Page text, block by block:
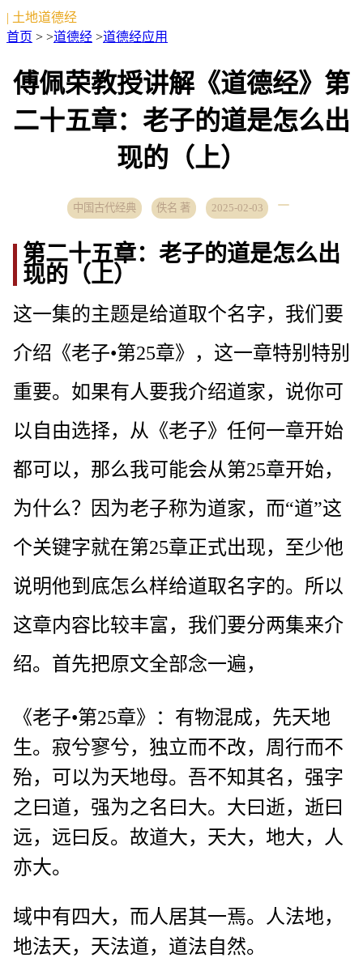
| 土地道德经
首页 > >道德经 >道德经应用
傅佩荣教授讲解《道德经》第
二十五章：老子的道是怎么出
现的（上）
中国古代经典 佚名 著 2025-02-03
第二十五章：老子的道是怎么出
现的（上）
这一集的主题是给道取个名字，我们要
介绍《老子•第25章》，这一章特别特别
重要。如果有人要我介绍道家，说你可
以自由选择，从《老子》任何一章开始
都可以，那么我可能会从第25章开始，
为什么？因为老子称为道家，而“道”这
个关键字就在第25章正式出现，至少他
说明他到底怎么样给道取名字的。所以
这章内容比较丰富，我们要分两集来介
绍。首先把原文全部念一遍，
《老子•第25章》：有物混成，先天地
生。寂兮寥兮，独立而不改，周行而不
殆，可以为天地母。吾不知其名，强字
之曰道，强为之名曰大。大曰逝，逝曰
远，远曰反。故道大，天大，地大，人
亦大。
域中有四大，而人居其一焉。人法地，
地法天，天法道，道法自然。